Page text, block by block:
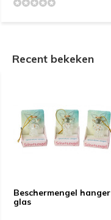
Recent bekeken
Beschermengel hanger
glas